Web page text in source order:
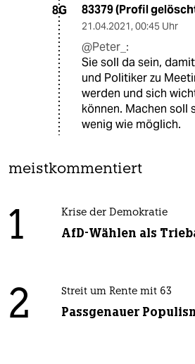
8G 83379 (Profil
21.04.2021, 00:45 Uhr
@Peter_:
Sie soll da sein,
und Politiker zu
werden und sich
können. Machen soll
wenig wie möglich.
meistkommentiert
1 Krise der Demokratie
AfD-Wählen als
2 Streit um Rente mit 63
Passgenauer